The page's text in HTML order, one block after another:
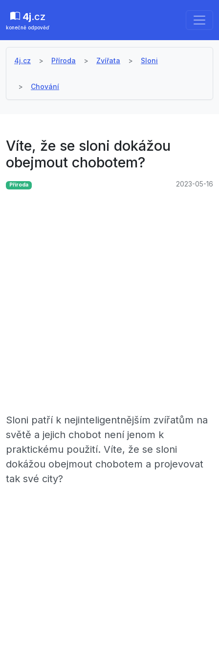
4j.cz
konečně odpověď
4j.cz Příroda Zvířata Sloni
Chování
Víte, že se sloni dokážou
obejmout chobotem?
Příroda 2023-05-16
Sloni patří k nejinteligentnějším zvířatům na
světě a jejich chobot není jenom k
praktickému použití. Víte, že se sloni
dokážou obejmout chobotem a projevovat
tak své city?